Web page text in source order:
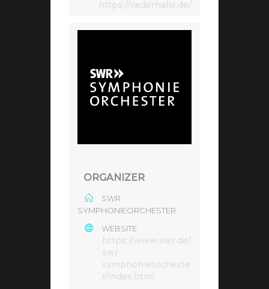
https://liederhalle.de/
ORGANIZER
SWR
SYMPHONIEORCHESTER
WEBSITE
https://www.swr.de/
swr-
symphonieorcheste
r/index.html